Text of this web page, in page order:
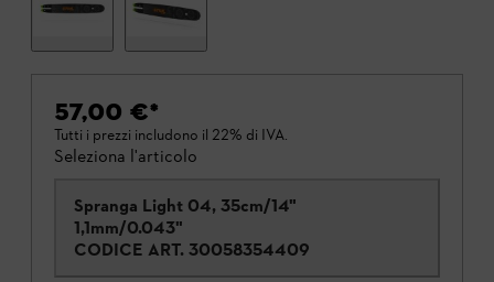
57,00 €*
Tutti i prezzi includono il 22% di IVA.
Seleziona l'articolo
Spranga Light 04, 35cm/14"
1,1mm/0.043"
CODICE ART. 30058354409